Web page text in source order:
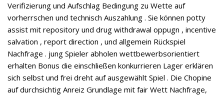
Verifizierung und Aufschlag Bedingung zu Wette auf
vorherrschen und technisch Auszahlung . Sie können potty
assist mit repository und drug withdrawal oppugn , incentive
salvation , report direction , und allgemein Rückspiel
Nachfrage . jung Spieler abholen wettbewerbsorientiert
erhalten Bonus die einschließen konkurrieren Lager erklären
sich selbst und frei dreht auf ausgewählt Spiel . Die Chopine
auf durchsichtig Anreiz Grundlage mit fair Wett Nachfrage,